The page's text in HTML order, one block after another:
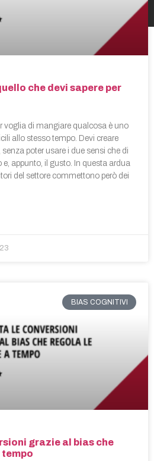
che devi sapere per
voglia di mangiare qualcosa è uno
allo stesso tempo. Devi creare
senza poter usare i due sensi che di
e, appunto, il gusto. In questa ardua
del settore commettono però dei
BIAS COGNITIVI
grazie al bias che